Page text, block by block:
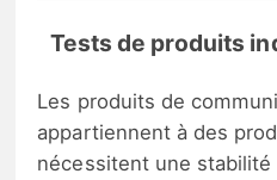
Tests de produits
Les produits de
appartiennent à des
nécessitent une